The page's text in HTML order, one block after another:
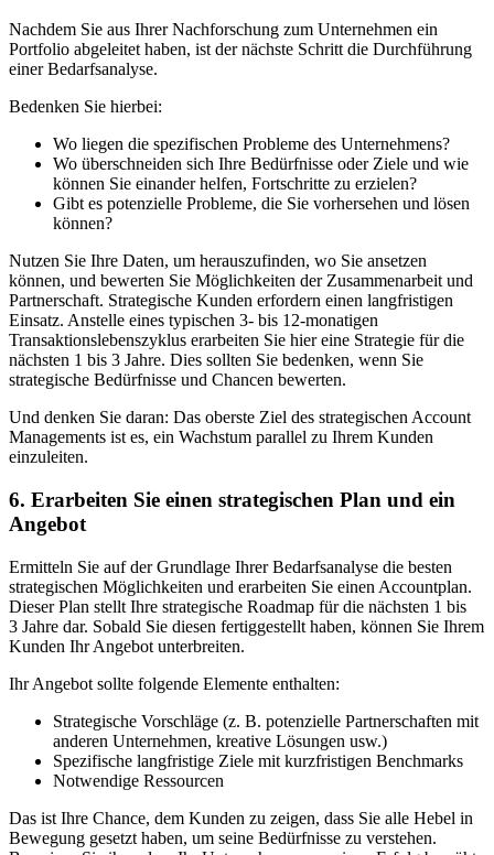
Nachdem Sie aus Ihrer Nachforschung zum Unternehmen ein
Portfolio abgeleitet haben, ist der nächste Schritt die Durchführung
einer Bedarfsanalyse.
Bedenken Sie hierbei:
Wo liegen die spezifischen Probleme des Unternehmens?
Wo überschneiden sich Ihre Bedürfnisse oder Ziele und wie
können Sie einander helfen, Fortschritte zu erzielen?
Gibt es potenzielle Probleme, die Sie vorhersehen und lösen
können?
Nutzen Sie Ihre Daten, um herauszufinden, wo Sie ansetzen
können, und bewerten Sie Möglichkeiten der Zusammenarbeit und
Partnerschaft. Strategische Kunden erfordern einen langfristigen
Einsatz. Anstelle eines typischen 3- bis 12-monatigen
Transaktionslebenszyklus erarbeiten Sie hier eine Strategie für die
nächsten 1 bis 3 Jahre. Dies sollten Sie bedenken, wenn Sie
strategische Bedürfnisse und Chancen bewerten.
Und denken Sie daran: Das oberste Ziel des strategischen Account
Managements ist es, ein Wachstum parallel zu Ihrem Kunden
einzuleiten.
6. Erarbeiten Sie einen strategischen Plan und ein
Angebot
Ermitteln Sie auf der Grundlage Ihrer Bedarfsanalyse die besten
strategischen Möglichkeiten und erarbeiten Sie einen Accountplan.
Dieser Plan stellt Ihre strategische Roadmap für die nächsten 1 bis
3 Jahre dar. Sobald Sie diesen fertiggestellt haben, können Sie Ihrem
Kunden Ihr Angebot unterbreiten.
Ihr Angebot sollte folgende Elemente enthalten:
Strategische Vorschläge (z. B. potenzielle Partnerschaften mit
anderen Unternehmen, kreative Lösungen usw.)
Spezifische langfristige Ziele mit kurzfristigen Benchmarks
Notwendige Ressourcen
Das ist Ihre Chance, dem Kunden zu zeigen, dass Sie alle Hebel in
Bewegung gesetzt haben, um seine Bedürfnisse zu verstehen.